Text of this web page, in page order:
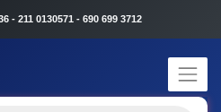
- 211 0130571 - 690 699 3712